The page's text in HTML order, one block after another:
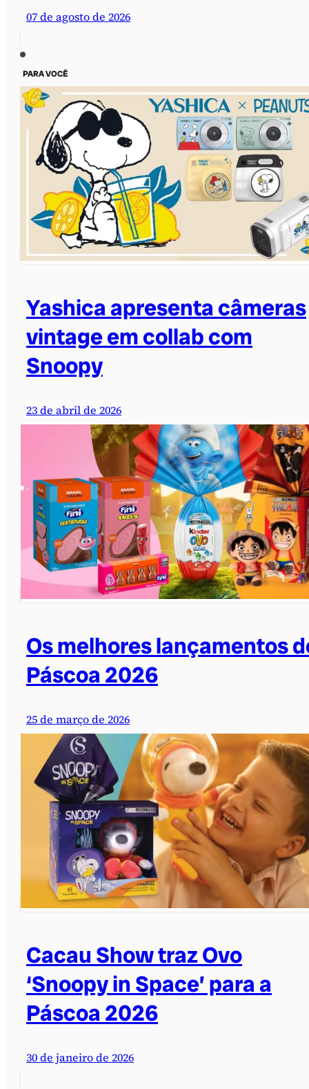
07 de agosto de 2026
PARA VOCÊ
Yashica apresenta câmeras
vintage em collab com
Snoopy
23 de abril de 2026
Os melhores lançamentos
Páscoa 2026
25 de março de 2026
Cacau Show traz Ovo
‘Snoopy in Space’ para a
Páscoa 2026
30 de janeiro de 2026